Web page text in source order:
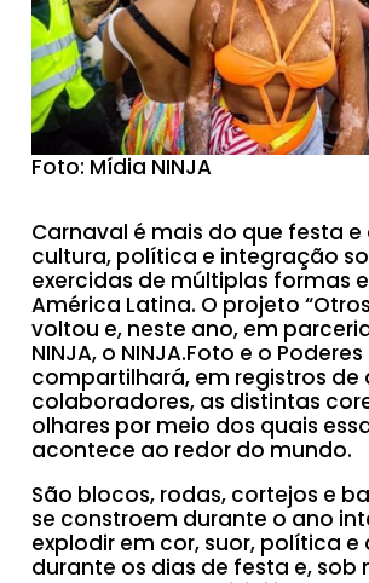
Foto: Mídia NINJA
Carnaval é mais do que festa e
cultura, política e integração
exercidas de múltiplas formas
América Latina. O projeto
voltou e, neste ano, em
NINJA, o NINJA.Foto e o
compartilhará, em registros de
colaboradores, as distintas
olhares por meio dos quais
acontece ao redor do mundo.
São blocos, rodas, cortejos e
se constroem durante o ano
explodir em cor, suor, política e
durante os dias de festa e, sob